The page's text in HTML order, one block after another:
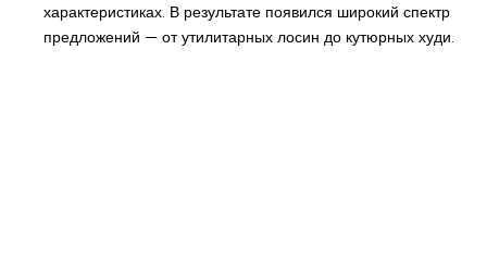
характеристиках. В результате появился широкий спектр
предложений — от утилитарных лосин до кутюрных худи.